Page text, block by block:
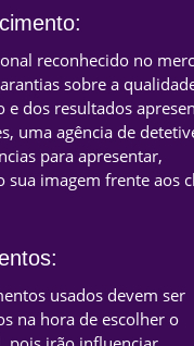
reconhecido no
sobre a
e dos resultados
uma agência de
para apresentar,
sua imagem frente aos
usados devem ser
na hora de escolher o